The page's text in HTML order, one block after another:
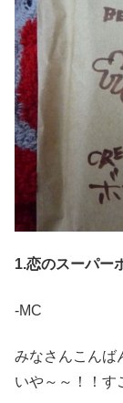
1.恋のスーパー
-MC
みなさんこんば
いや～～！！す